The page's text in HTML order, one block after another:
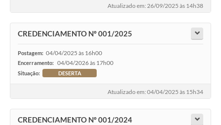
Atualizado em: 26/09/2025 às 14h38
CREDENCIAMENTO Nº 001/2025
Postagem: 04/04/2025 às 16h00
Encerramento: 04/04/2026 às 17h00
Situação: DESERTA
Atualizado em: 04/04/2025 às 15h34
CREDENCIAMENTO Nº 001/2024